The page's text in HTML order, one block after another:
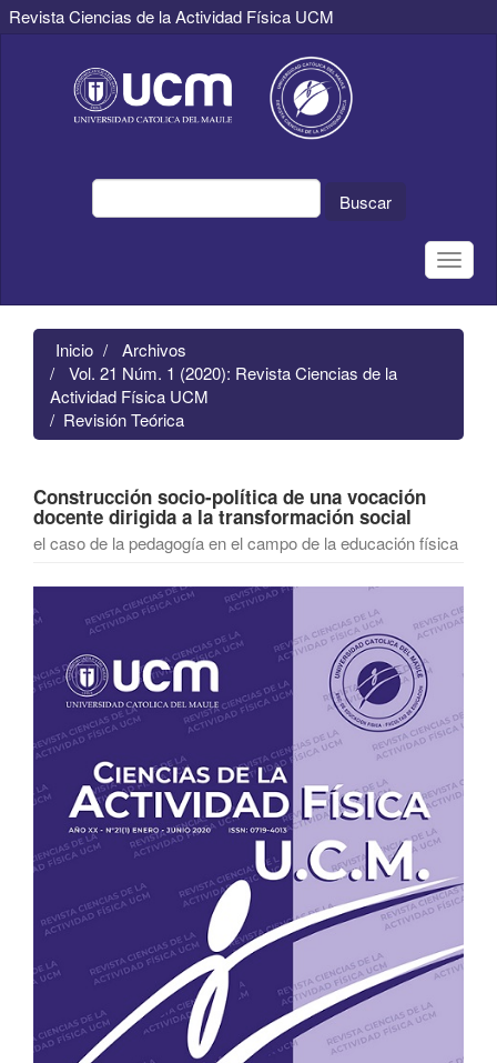
Revista Ciencias de la Actividad Física UCM
principal
Contenido
principal
Buscar
Toggle
Inicio
Archivos
Vol. 21 Núm. 1 (2020): Revista Ciencias de la
Actividad Física UCM
Revisión Teórica
Construcción socio-política de una vocación
docente dirigida a la transformación social
el caso de la pedagogía en el campo de la educación física
Barra
lateral
del